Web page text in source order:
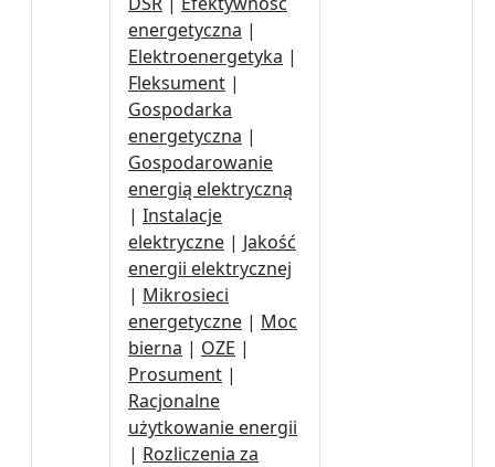
energetyczna |
Elektroenergetyka |
Fleksument |
Gospodarka
energetyczna |
Gospodarowanie
energią elektryczną
| Instalacje
elektryczne | Jakość
energii elektrycznej
| Mikrosieci
energetyczne | Moc
bierna | OZE |
Prosument |
Racjonalne
użytkowanie energii
| Rozliczenia za